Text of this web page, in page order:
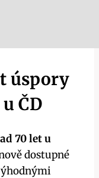
úspory
ČD
70 let u
dostupné